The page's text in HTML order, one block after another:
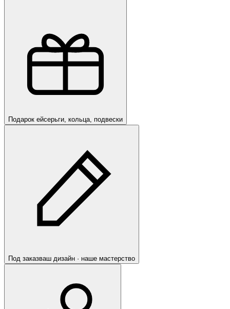
Подарок ейсерьги, кольца, подвески
Под заказваш дизайн · наше мастерство